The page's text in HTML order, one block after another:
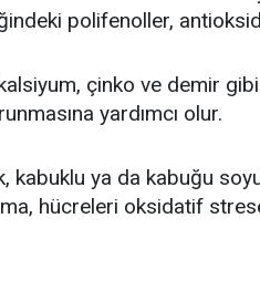
polifenoller,
çinko ve demir gibi
yardımcı olur.
kabuklu ya da kabuğu
hücreleri oksidatif